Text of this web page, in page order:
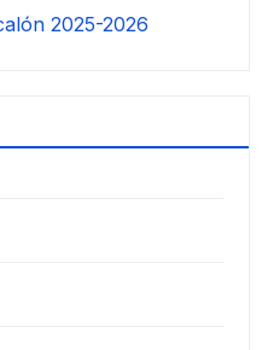
2025-2026